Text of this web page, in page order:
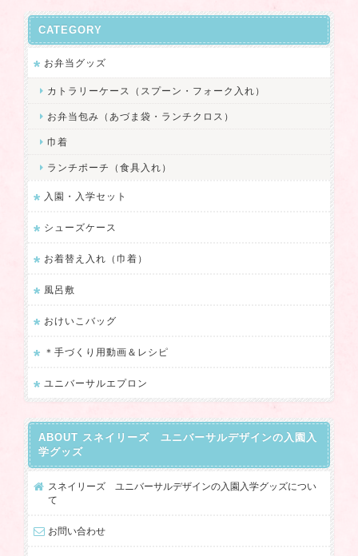
CATEGORY
お弁当グッズ
カトラリーケース（スプーン・フォーク入れ）
お弁当包み（あづま袋・ランチクロス）
巾着
ランチポーチ（食具入れ）
入園・入学セット
シューズケース
お着替え入れ（巾着）
風呂敷
おけいこバッグ
＊手づくり用動画＆レシピ
ユニバーサルエプロン
ABOUT スネイリーズ ユニバーサルデザインの入園入
学グッズ
スネイリーズ ユニバーサルデザインの入園入学グッズについ
て
お問い合わせ